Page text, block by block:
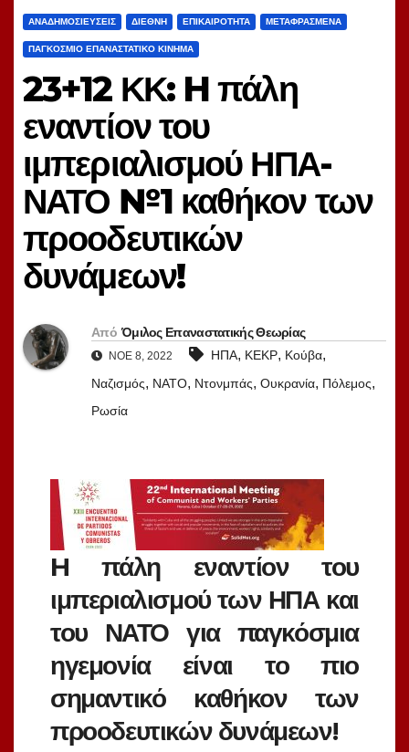
ΑΝΑΔΗΜΟΣΙΕΎΣΕΙΣ ΔΙΕΘΝΉ ΕΠΙΚΑΙΡΌΤΗΤΑ ΜΕΤΑΦΡΑΣΜΈΝΑ
ΠΑΓΚΌΣΜΙΟ ΕΠΑΝΑΣΤΑΤΙΚΌ ΚΊΝΗΜΑ
23+12 ΚΚ: H πάλη
εναντίον του
ιμπεριαλισμού ΗΠΑ-
ΝΑΤΟ №1 καθήκον των
προοδευτικών
δυνάμεων!
Από Όμιλος Επαναστατικής Θεωρίας
ΝΟΈ 8, 2022 ΗΠΑ, ΚΕΚΡ, Κούβα,
Ναζισμός, ΝΑΤΟ, Ντονμπάς, Ουκρανία, Πόλεμος,
Ρωσία
H πάλη εναντίον του
ιμπεριαλισμού των ΗΠΑ και
του ΝΑΤΟ για παγκόσμια
ηγεμονία είναι το πιο
σημαντικό καθήκον των
προοδευτικών δυνάμεων!